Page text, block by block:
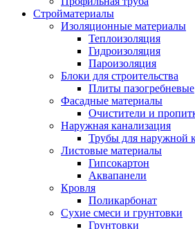
Стройматериалы
Изоляционные материалы
Теплоизоляция
Гидроизоляция
Пароизоляция
Блоки для строительства
Плиты пазогребневые
Фасадные материалы
Очистители и
Наружная канализация
Трубы для наружной
Листовые материалы
Гипсокартон
Аквапанели
Кровля
Поликарбонат
Сухие смеси и грунтовки
Грунтовки